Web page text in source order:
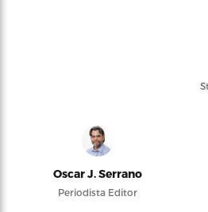
Oscar J. Serrano
Periodista Editor